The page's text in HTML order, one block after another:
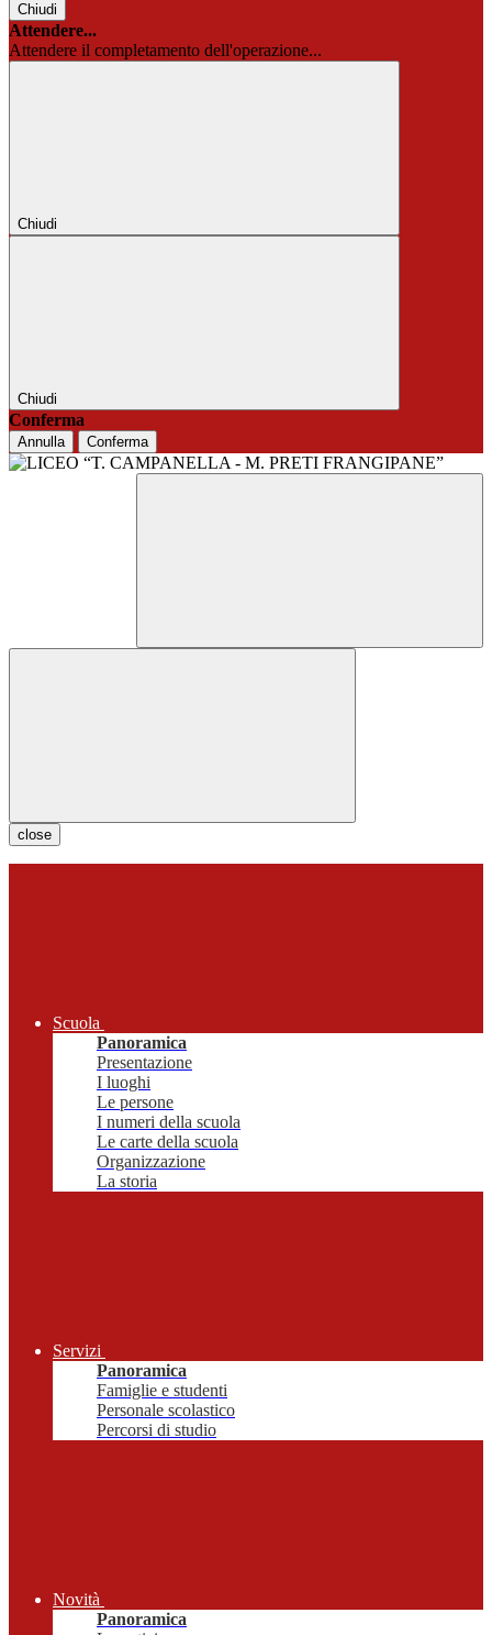
Chiudi
Attendere...
Attendere il completamento dell'operazione...
Chiudi
Chiudi
Conferma
Annulla Conferma
close
Scuola
Panoramica
Presentazione
I luoghi
Le persone
I numeri della scuola
Le carte della scuola
Organizzazione
La storia
Servizi
Panoramica
Famiglie e studenti
Personale scolastico
Percorsi di studio
Novità
Panoramica